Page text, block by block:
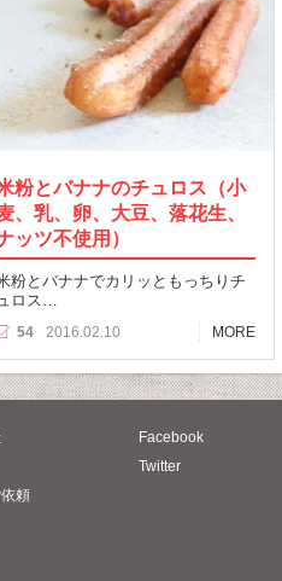
粉とバナナのチュロス（小
、乳、卵、大豆、落花生、
ッツ不使用）
粉とバナナでカリッともっちりチ
ロス…
54 2016.02.10 MORE
頼
Facebook
Twitter